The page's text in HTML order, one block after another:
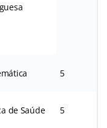
5
de Saúde 5